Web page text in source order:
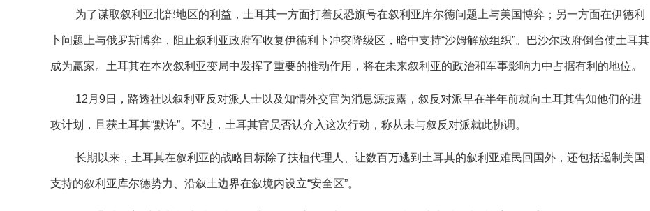
为了谋取叙利亚北部地区的利益，土耳其一方面打着反恐旗号在叙利亚库尔德问题上与美国博弈；另一方面在伊德利
卜问题上与俄罗斯博弈，阻止叙利亚政府军收复伊德利卜冲突降级区，暗中支持“沙姆解放组织”。巴沙尔政府倒台使土耳其
成为赢家。土耳其在本次叙利亚变局中发挥了重要的推动作用，将在未来叙利亚的政治和军事影响力中占据有利的地位。
12月9日，路透社以叙利亚反对派人士以及知情外交官为消息源披露，叙反对派早在半年前就向土耳其告知他们的进
攻计划，且获土耳其“默许”。不过，土耳其官员否认介入这次行动，称从未与叙反对派就此协调。
长期以来，土耳其在叙利亚的战略目标除了扶植代理人、让数百万逃到土耳其的叙利亚难民回国外，还包括遏制美国
支持的叙利亚库尔德势力、沿叙土边界在叙境内设立“安全区”。